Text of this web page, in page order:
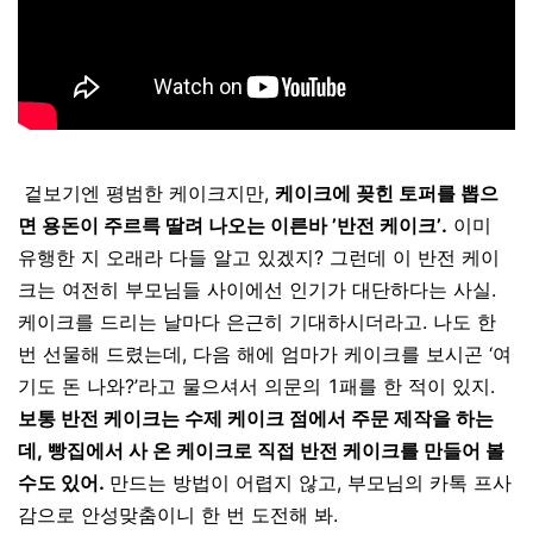
겉보기엔 평범한 케이크지만, 케이크에 꽂힌 토퍼를 뽑으
면 용돈이 주르륵 딸려 나오는 이른바 ’반전 케이크’. 이미
유행한 지 오래라 다들 알고 있겠지? 그런데 이 반전 케이
크는 여전히 부모님들 사이에선 인기가 대단하다는 사실.
케이크를 드리는 날마다 은근히 기대하시더라고. 나도 한
번 선물해 드렸는데, 다음 해에 엄마가 케이크를 보시곤 ‘여
기도 돈 나와?’라고 물으셔서 의문의 1패를 한 적이 있지.
보통 반전 케이크는 수제 케이크 점에서 주문 제작을 하는
데, 빵집에서 사 온 케이크로 직접 반전 케이크를 만들어 볼
수도 있어. 만드는 방법이 어렵지 않고, 부모님의 카톡 프사
감으로 안성맞춤이니 한 번 도전해 봐.